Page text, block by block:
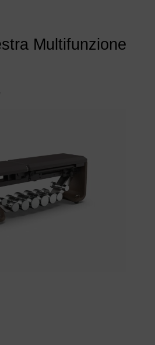
Multifunzione